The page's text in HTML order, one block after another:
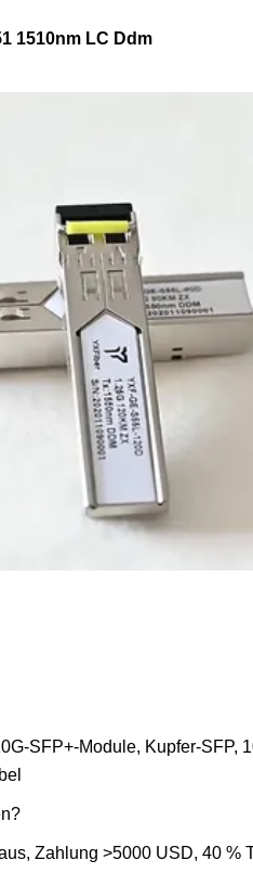
SFP+-Module, Kupfer-SFP,
Zahlung >5000 USD, 40 %